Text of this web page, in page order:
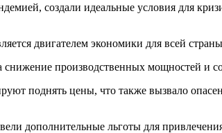
создали идеальные условия для
двигателем экономики для всей
производственных мощностей и
поднять цены, что также вызвало
дополнительные льготы для